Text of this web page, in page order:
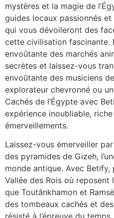
mystères et la magie de
guides locaux passionnés
qui vous dévoileront des
cette civilisation fascinante.
envoûtante des marchés
secrètes et laissez-vous
envoûtante des musiciens
explorateur chevronné ou
Cachés de l’Égypte avec
expérience inoubliable,
émerveillements.
Laissez-vous émerveiller
des pyramides de Gizeh,
monde antique. Avec
Vallée des Rois où
que Toutânkhamon et
des tombeaux cachés et
résisté à l’épreuve du